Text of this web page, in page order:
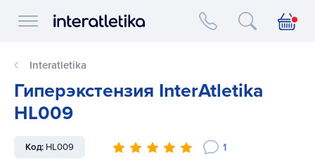
Interatletika logo
Interatletika
Гиперэкстензия InterAtletika
HL009
Код: HL009 1